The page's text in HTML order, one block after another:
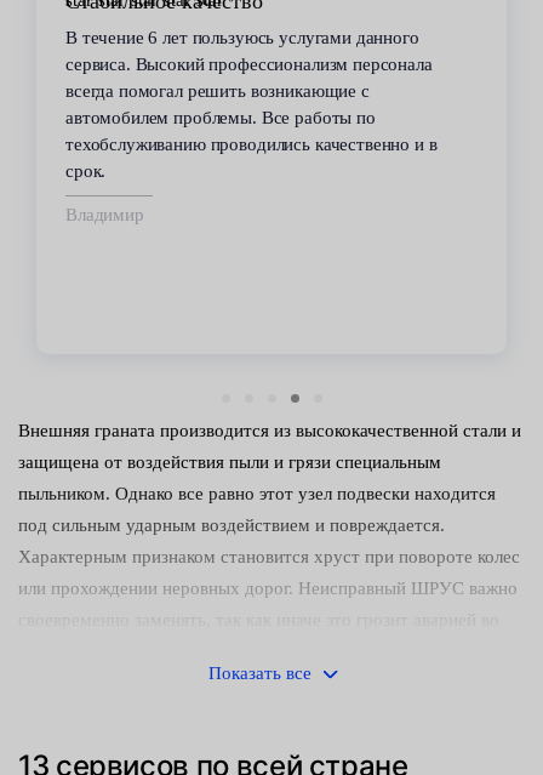
В течение 6 лет пользуюсь услугами данного
сервиса. Высокий профессионализм персонала
всегда помогал решить возникающие с
автомобилем проблемы. Все работы по
техобслуживанию проводились качественно и в
срок.
Владимир
Внешняя граната производится из высококачественной стали и
защищена от воздействия пыли и грязи специальным
пыльником. Однако все равно этот узел подвески находится
под сильным ударным воздействием и повреждается.
Характерным признаком становится хруст при повороте колес
или прохождении неровных дорог. Неисправный ШРУС важно
Показать все
13 сервисов по всей стране